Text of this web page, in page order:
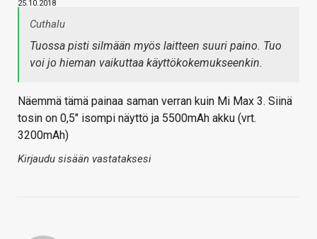
25.10.2018
Cuthalu
Tuossa pisti silmään myös laitteen suuri paino. Tuo
voi jo hieman vaikuttaa käyttökokemukseenkin.
Näemmä tämä painaa saman verran kuin Mi Max 3. Siinä
tosin on 0,5" isompi näyttö ja 5500mAh akku (vrt.
3200mAh)
Kirjaudu sisään vastataksesi